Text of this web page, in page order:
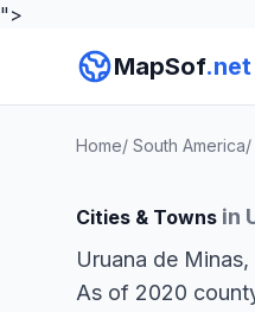
">
MapSof.net
Home/ South America/
Cities & Towns in
Uruana de
As of 2020